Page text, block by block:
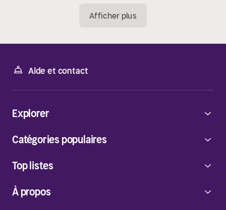
Afficher plus
Aide et contact
À propos
Explorer
Catégories populaires
Top listes